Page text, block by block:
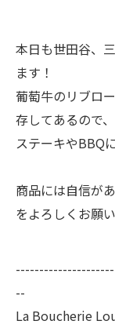
本日も世田谷、
ます！
葡萄牛のリブロ
存してあるので
ステーキやBBQ
商品には自信が
をよろしくお願
--
La Boucherie